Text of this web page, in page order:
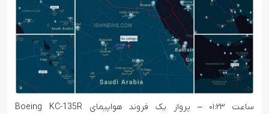
ساعت ۰۱:۲۳ – پرواز یک فروند هواپیمای Boeing KC-135R